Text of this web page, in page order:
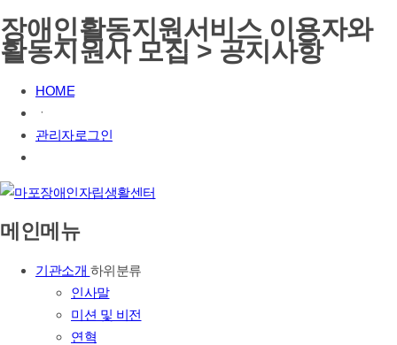
장애인활동지원서비스 이용자와
활동지원사 모집 > 공지사항
HOME
ㆍ
관리자로그인
메인메뉴
기관소개 하위분류
인사말
미션 및 비전
연혁